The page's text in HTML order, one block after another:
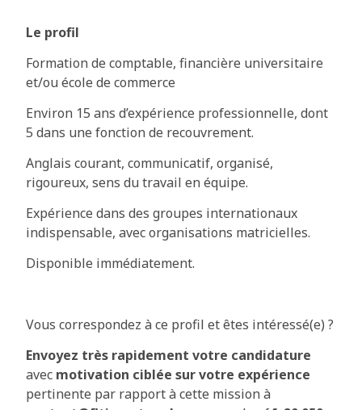
Le profil
Formation de comptable, financière universitaire
et/ou école de commerce
Environ 15 ans d’expérience professionnelle, dont
5 dans une fonction de recouvrement.
Anglais courant, communicatif, organisé,
rigoureux, sens du travail en équipe.
Expérience dans des groupes internationaux
indispensable, avec organisations matricielles.
Disponible immédiatement.
Vous correspondez à ce profil et êtes intéressé(e) ?
Envoyez très rapidement votre candidature
avec motivation ciblée sur votre expérience
pertinente par rapport à cette mission à